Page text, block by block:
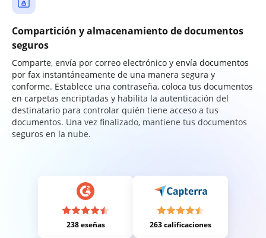
Compartición y almacenamiento de documentos
seguros
Comparte, envía por correo electrónico y envía documentos
por fax instantáneamente de una manera segura y
conforme. Establece una contraseña, coloca tus documentos
en carpetas encriptadas y habilita la autenticación del
destinatario para controlar quién tiene acceso a tus
documentos. Una vez finalizado, mantiene tus documentos
seguros en la nube.
238 eseñas 263 calificaciones